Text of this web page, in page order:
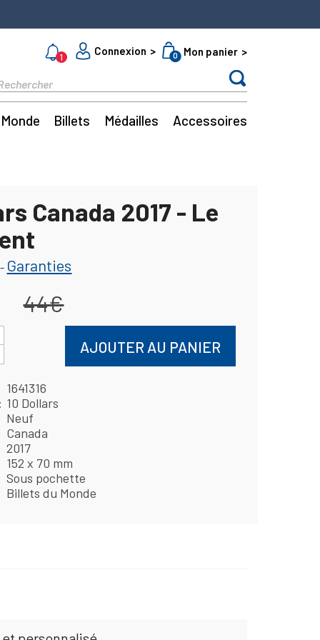
1
Connexion 0 Mon panier
Monde Billets Médailles Accessoires
Canada 2017 - Le
Garanties
44€
AJOUTER AU PANIER
1641316
10 Dollars
Neuf
Canada
2017
152 x 70 mm
Sous pochette
Billets du Monde